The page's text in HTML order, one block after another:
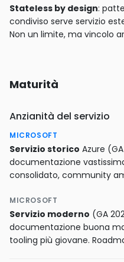
Stateless by design:
condiviso serve servizio
Non un limite, ma vincolo
Maturità
Anzianità del servizio
MICROSOFT
Servizio storico Azure
documentazione
consolidato, community
MICROSOFT
Servizio moderno (GA
documentazione buona
tooling più giovane.